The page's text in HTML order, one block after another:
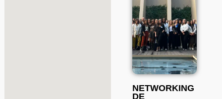
NETWORKING
DE